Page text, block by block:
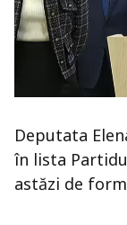
Deputata
în lista
astăzi de